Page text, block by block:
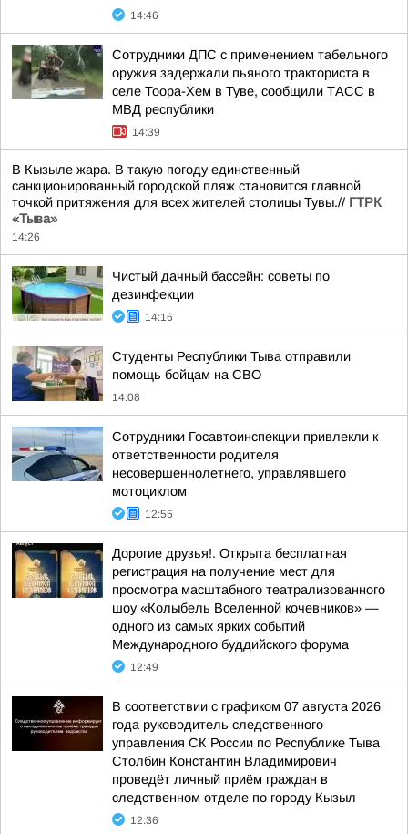
14:46
Сотрудники ДПС с применением табельного
оружия задержали пьяного тракториста в
селе Тоора-Хем в Туве, сообщили ТАСС в
МВД республики
14:39
В Кызыле жара. В такую погоду единственный
санкционированный городской пляж становится главной
точкой притяжения для всех жителей столицы Тувы.// ГТРК
«Тыва»
14:26
Чистый дачный бассейн: советы по
дезинфекции
14:16
Студенты Республики Тыва отправили
помощь бойцам на СВО
14:08
Сотрудники Госавтоинспекции привлекли к
ответственности родителя
несовершеннолетнего, управлявшего
мотоциклом
12:55
Дорогие друзья!. Открыта бесплатная
регистрация на получение мест для
просмотра масштабного театрализованного
шоу «Колыбель Вселенной кочевников» —
одного из самых ярких событий
Международного буддийского форума
12:49
В соответствии с графиком 07 августа 2026
года руководитель следственного
управления СК России по Республике Тыва
Столбин Константин Владимирович
проведёт личный приём граждан в
следственном отделе по городу Кызыл
12:36